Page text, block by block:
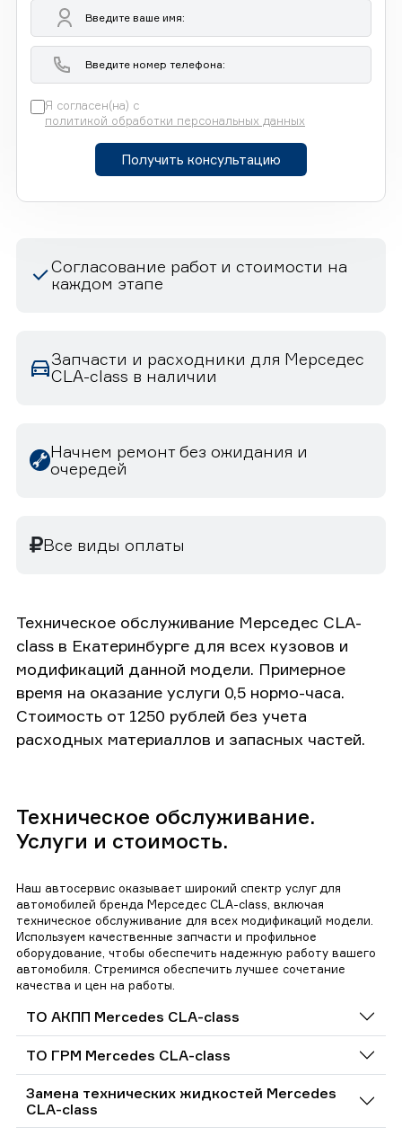
Я согласен(на) с
политикой обработки персональных данных
Получить консультацию
Согласование работ и стоимости на
каждом этапе
Запчасти и расходники для Мерседес
CLA-class в наличии
Начнем ремонт без ожидания и
очередей
Все виды оплаты
Техническое обслуживание Мерседес CLA-
class в Екатеринбурге для всех кузовов и
модификаций данной модели. Примерное
время на оказание услуги 0,5 нормо-часа.
Стоимость от 1250 рублей без учета
расходных материаллов и запасных частей.
Техническое обслуживание.
Услуги и стоимость.
Наш автосервис оказывает широкий спектр услуг для
автомобилей бренда Мерседес CLA-class, включая
техническое обслуживание для всех модификаций модели.
Используем качественные запчасти и профильное
оборудование, чтобы обеспечить надежную работу вашего
автомобиля. Стремимся обеспечить лучшее сочетание
качества и цен на работы.
ТО АКПП Mercedes CLA-class
ТО ГРМ Mercedes CLA-class
Замена технических жидкостей Mercedes
CLA-class